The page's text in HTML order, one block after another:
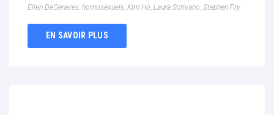
Ellen DeGeneres homosexuels Kim Ho Laura Scrivano Stephen Fry
EN SAVOIR PLUS